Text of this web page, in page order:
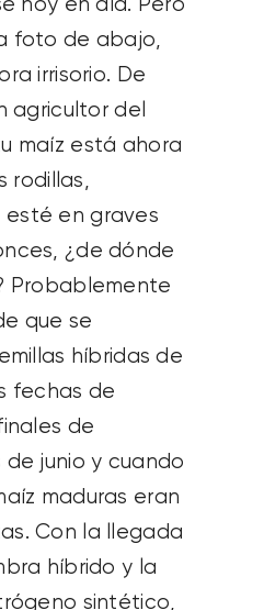
hoy en día. Pero
foto de abajo,
irrisorio. De
agricultor del
maíz está ahora
rodillas,
en graves
¿de dónde
Probablemente
que se
híbridas de
fechas de
de
junio y cuando
maduras eran
Con la llegada
híbrido y la
sintético,